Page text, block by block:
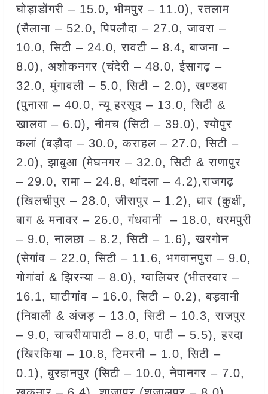
घोड़ाडोंगरी – 15.0, भीमपुर – 11.0), रतलाम
(सैलाना – 52.0, पिपलौदा – 27.0, जावरा –
10.0, सिटी – 24.0, रावटी – 8.4, बाजना –
8.0), अशोकनगर (चंदेरी – 48.0, ईसागढ़ –
32.0, मुंगावली – 5.0, सिटी – 2.0), खण्डवा
(पुनासा – 40.0, न्यू हरसूद – 13.0, सिटी &
खालवा – 6.0), नीमच (सिटी – 39.0), श्योपुर
कलां (बड़ौदा – 30.0, कराहल – 27.0, सिटी –
2.0), झाबुआ (मेघनगर – 32.0, सिटी & राणापुर
– 29.0, रामा – 24.8, थांदला – 4.2),राजगढ़
(खिलचीपुर – 28.0, जीरापुर – 1.2), धार (कुक्षी,
बाग & मनावर – 26.0, गंधवानी – 18.0, धरमपुरी
– 9.0, नालछा – 8.2, सिटी – 1.6), खरगोन
(सेगांव – 22.0, सिटी – 11.6, भगवानपुरा – 9.0,
गोगांवां & झिरन्या – 8.0), ग्वालियर (भीतरवार –
16.1, घाटीगांव – 16.0, सिटी – 0.2), बड़वानी
(निवाली & अंजड़ – 13.0, सिटी – 10.3, राजपुर
– 9.0, चाचरीयापाटी – 8.0, पाटी – 5.5), हरदा
(खिरकिया – 10.8, टिमरनी – 1.0, सिटी –
0.1), बुरहानपुर (सिटी – 10.0, नेपानगर – 7.0,